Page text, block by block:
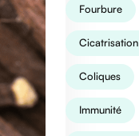
Fourbure
Cicatrisation
Coliques
Immunité